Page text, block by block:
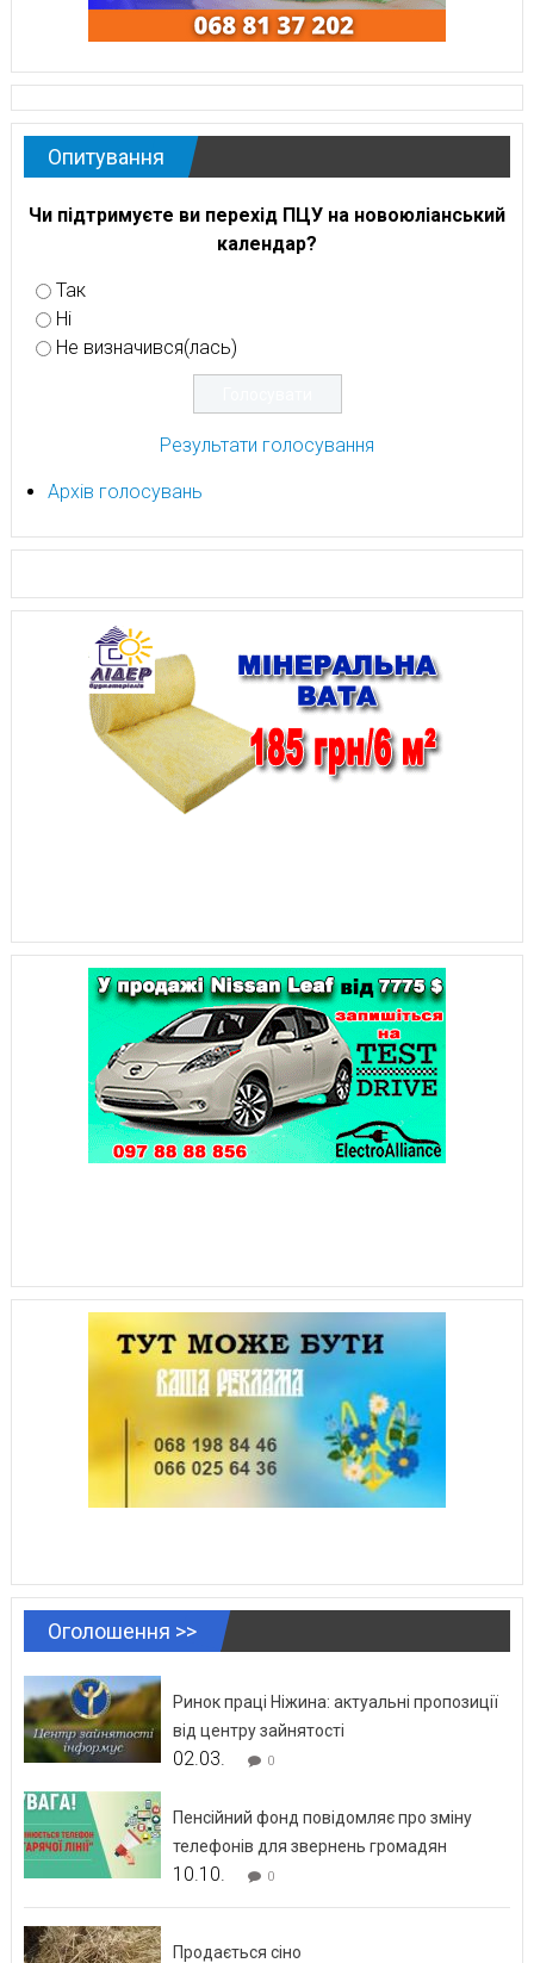
Опитування
Чи підтримуєте ви перехід ПЦУ на новоюліанський
календар?
Так
Ні
Не визначився(лась)
Результати голосування
Архів голосувань
Оголошення >>
Ринок праці Ніжина: актуальні пропозиції
від центру зайнятості
02.03. 0
Пенсійний фонд повідомляє про зміну
телефонів для звернень громадян
10.10. 0
Продається сіно